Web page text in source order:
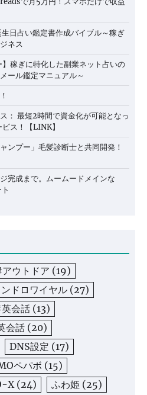
日占い鑑定書作成バイブル～稼ぎ
ネス
稼ぎに特化した副業ネット占いの
ール鑑定マニュアル～
： 最短2時間で資金化が可能となっ
ス！【LINK】
ンプー」毛髪診断士と共同開発！
完成まで。ムームードメインな
ウトドア (19)
ドロワイヤル (27)
会話 (13)
会話 (20)
DNS設定 (17)
ペパボ (15)
X(24) ふわ姫 (25)